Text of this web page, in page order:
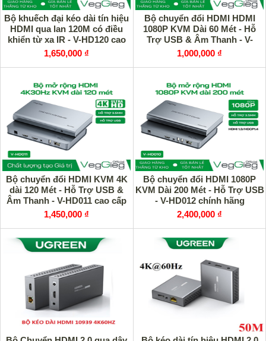
Bộ khuếch đại kéo dài tín hiệu
HDMI qua lan 120M có điều
khiển từ xa IR - V-HD120 cao
cấp
1,650,000 ₫
Bộ chuyển đổi HDMI HDMI
1080P KVM Dài 60 Mét - Hỗ
Trợ USB & Âm Thanh - V-
HD010 chính hãng
1,000,000 ₫
Bộ chuyển đổi HDMI KVM 4K
dài 120 Mét - Hỗ Trợ USB &
Âm Thanh - V-HD011 cao cấp
1,450,000 ₫
Bộ chuyển đổi HDMI 1080P
KVM Dài 200 Mét - Hỗ Trợ USB
- V-HD012 chính hãng
2,400,000 ₫